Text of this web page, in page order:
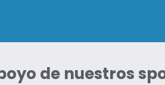
de nuestros